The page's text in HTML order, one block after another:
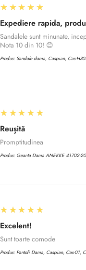
5
★★★★★
Expediere rapida,
Sandalele sunt minunate,
Nota 10 din 10! 😊
Produs: Sandale dama, Caspian, Cas-
5
★★★★★
Reușită
Promptitudinea
Produs: Geanta Dama ANEKKE 41702-
5
★★★★★
Excelent!
Sunt toarte comode
Produs: Pantofi Dama, Caspian, Cas-01,